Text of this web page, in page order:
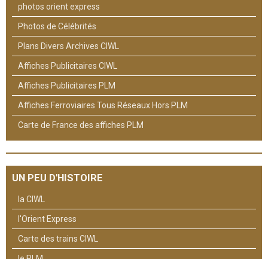
photos orient express
Photos de Célébrités
Plans Divers Archives CIWL
Affiches Publicitaires CIWL
Affiches Publicitaires PLM
Affiches Ferroviaires Tous Réseaux Hors PLM
Carte de France des affiches PLM
UN PEU D'HISTOIRE
la CIWL
l'Orient Express
Carte des trains CIWL